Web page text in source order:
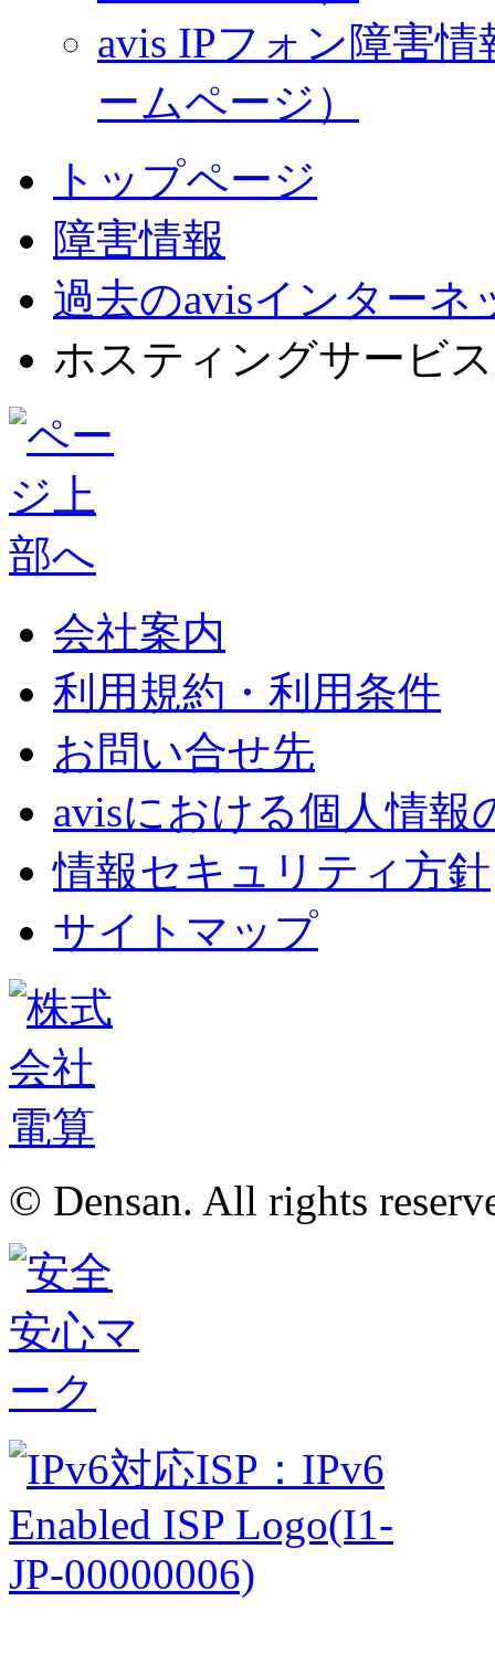
avis IPフォン障害
ームページ）
トップページ
障害情報
過去のavisインターネ
ホスティングサービ
会社案内
利用規約・利用条件
お問い合せ先
avisにおける個人情
情報セキュリティ方針
サイトマップ
© Densan. All rights